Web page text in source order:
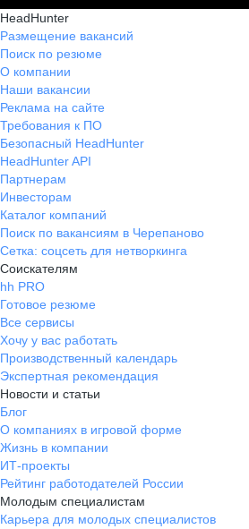
HeadHunter
Размещение вакансий
Поиск по резюме
О компании
Наши вакансии
Реклама на сайте
Требования к ПО
Безопасный HeadHunter
HeadHunter API
Партнерам
Инвесторам
Каталог компаний
Поиск по вакансиям в Черепаново
Сетка: соцсеть для нетворкинга
Соискателям
hh PRO
Готовое резюме
Все сервисы
Хочу у вас работать
Производственный календарь
Экспертная рекомендация
Новости и статьи
Блог
О компаниях в игровой форме
Жизнь в компании
ИТ-проекты
Рейтинг работодателей России
Молодым специалистам
Карьера для молодых специалистов